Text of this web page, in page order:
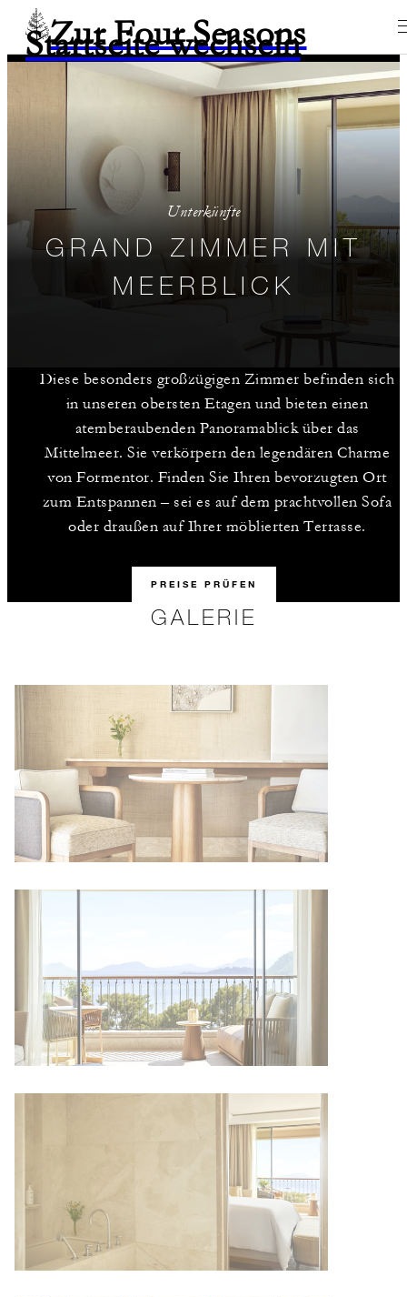
Zur Four Seasons
Startseite wechseln
Unterkünfte
GRAND ZIMMER MIT
MEERBLICK
Diese besonders großzügigen Zimmer befinden sich
in unseren obersten Etagen und bieten einen
atemberaubenden Panoramablick über das
Mittelmeer. Sie verkörpern den legendären Charme
von Formentor. Finden Sie Ihren bevorzugten Ort
zum Entspannen – sei es auf dem prachtvollen Sofa
oder draußen auf Ihrer möblierten Terrasse.
PREISE PRÜFEN
GALERIE